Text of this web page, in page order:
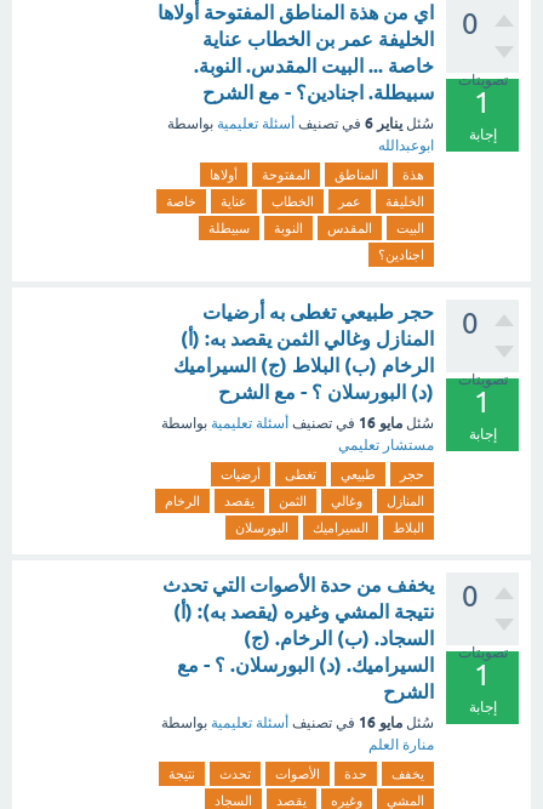
0
تصويتات
1
إجابة
اي من هذة المناطق المفتوحة أولاها
الخليفة عمر بن الخطاب عناية
خاصة ... البيت المقدس. النوبة.
سبيطلة. اجنادين؟ - مع الشرح
سُئل يناير 6 في تصنيف أسئلة تعليمية بواسطة
ابوعبدالله
هذة المناطق المفتوحة
أولاها
الخليفة
عمر الخطاب عناية
خاصة
البيت
المقدس النوبة
سبيطلة
اجنادين؟
0
تصويتات
1
إجابة
حجر طبيعي تغطى به أرضيات
المنازل وغالي الثمن يقصد به: (أ)
الرخام (ب) البلاط (ج) السيراميك
(د) البورسلان ؟ - مع الشرح
سُئل مايو 16 في تصنيف أسئلة تعليمية بواسطة
مستشار تعليمي
حجر طبيعي تغطى
أرضيات
المنازل
وغالي الثمن يقصد
الرخام
البلاط
السيراميك البورسلان
0
تصويتات
1
إجابة
يخفف من حدة الأصوات التي تحدث
نتيجة المشي وغيره (يقصد به): (أ)
السجاد. (ب) الرخام. (ج)
السيراميك. (د) البورسلان. ؟ - مع
الشرح
سُئل مايو 16 في تصنيف أسئلة تعليمية بواسطة
منارة العلم
يخفف حدة الأصوات تحدث
نتيجة
المشي
وغيره يقصد
السجاد